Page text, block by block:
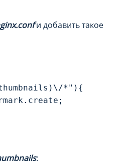
и добавить такое
*"){
: